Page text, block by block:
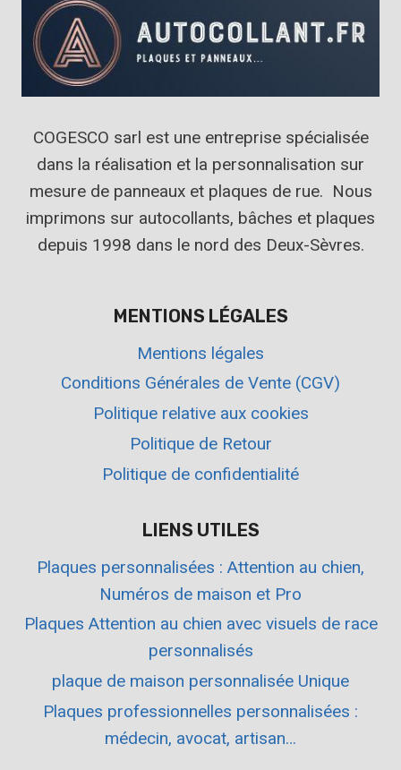
COGESCO sarl est une entreprise spécialisée
dans la réalisation et la personnalisation sur
mesure de panneaux et plaques de rue. Nous
imprimons sur autocollants, bâches et plaques
depuis 1998 dans le nord des Deux-Sèvres.
MENTIONS LÉGALES
Mentions légales
Conditions Générales de Vente (CGV)
Politique relative aux cookies
Politique de Retour
Politique de confidentialité
LIENS UTILES
Plaques personnalisées : Attention au chien,
Numéros de maison et Pro
Plaques Attention au chien avec visuels de race
personnalisés
plaque de maison personnalisée Unique
Plaques professionnelles personnalisées :
médecin, avocat, artisan…